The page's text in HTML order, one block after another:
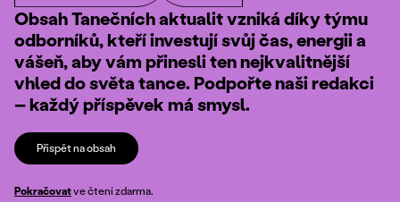
Obsah Tanečních aktualit vzniká díky týmu
odborníků, kteří investují svůj čas, energii a
vášeň, aby vám přinesli ten nejkvalitnější
vhled do světa tance. Podpořte naši redakci
– každý příspěvek má smysl.
Přispět na obsah
Pokračovatve čtení zdarma.